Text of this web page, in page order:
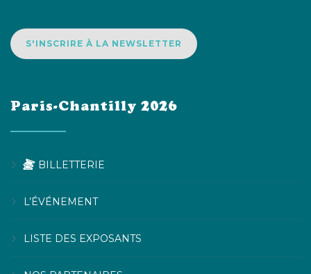
S'INSCRIRE À LA NEWSLETTER
Paris-Chantilly 2026
BILLETTERIE
L’ÉVÉNEMENT
LISTE DES EXPOSANTS